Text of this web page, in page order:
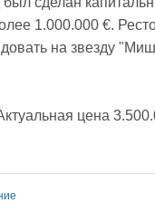
1.000.000 €.
на звезду
цена